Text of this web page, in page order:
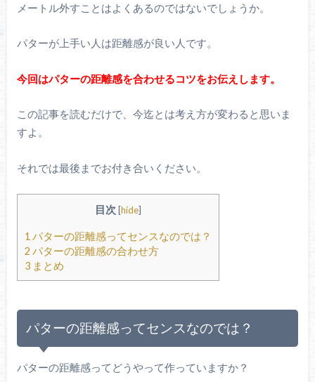
メートル外すことはよくあるのではないでしょうか。
パターが上手い人は距離感が良い人です。
今回はパターの距離感を合わせるコツをお伝えします。
この記事を読むだけで、今迄とは考え方が変わると思いま
すよ。
それでは最後までお付き合いください。
目次 [hide]
1 パターの距離感ってセンスなのでは？
2 パターの距離感の合わせ方
3まとめ
パターの距離感ってセンスなのでは？
パターの距離感ってどうやって作っていますか？